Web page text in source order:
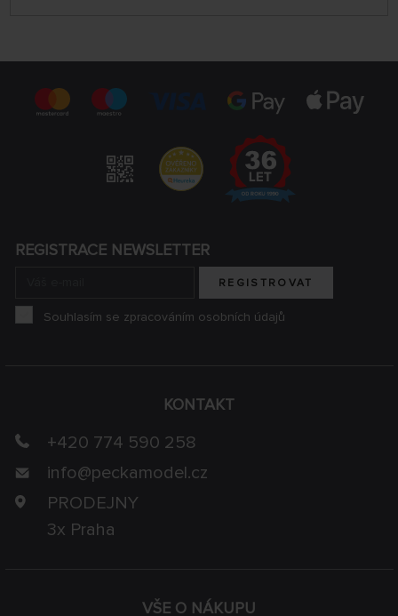
VŠE O NÁKUPU
KONTAKT
+420 774 590 258
info@peckamodel.cz
PRODEJNY
3x Praha
REGISTRACE NEWSLETTER
REGISTROVAT
Souhlasím se zpracováním osobních údajů